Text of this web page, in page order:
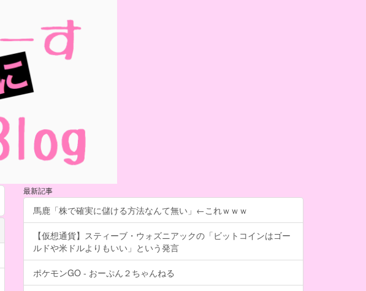
最新記事
馬鹿「株で確実に儲ける方法なんて無い」←これｗｗｗ
【仮想通貨】スティーブ・ウォズニアックの「ビットコインはゴー
ルドや米ドルよりもいい」という発言
ポケモンGO - おーぷん２ちゃんねる